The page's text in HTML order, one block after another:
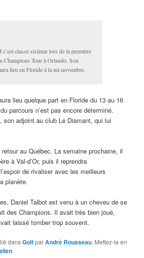
classé sixième lors de la première
Champions Tour à Orlando. Son
lieu en Floride à la mi-novembre.
lieu quelque part en Floride du 13 au 16
parcours n’est pas encore déterminé.
son adjoint au club Le Diamant, qui lui
au Québec. La semaine prochaine, il
à Val-d’Or, puis il reprendra
de rivaliser avec les meilleurs
planète.
Daniel Talbot est venu à un cheveu de se
des Champions. Il avait très bien joué,
laissé tomber trop souvent.
dansGolfparAndré Rousseau. Mettez-le en
.